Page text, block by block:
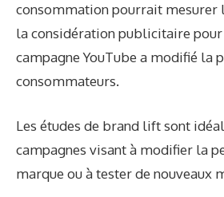
consommation pourrait mesurer
la considération publicitaire
campagne YouTube a modifié la
consommateurs.
Les études de brand lift sont
campagnes visant à modifier la
marque ou à tester de nouveaux